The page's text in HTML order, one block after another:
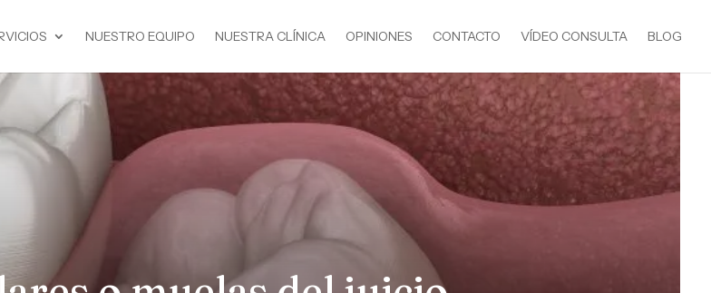
NUESTRO EQUIPO NUESTRA CLÍNICA OPINIONES CONTACTO VÍDEO CONSULTA BLOG